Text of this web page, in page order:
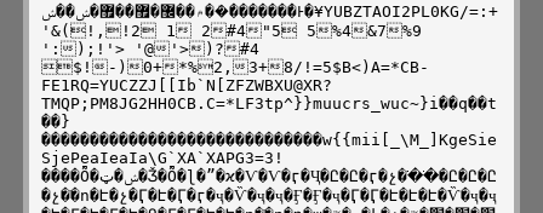
�����ܿ�ܿ�۾�ܺ�޼�޿�ܽ�޿�ݾ�ܽ�ݾ�ܽ�Ͱ�¥YUBZTAOI2PL0KG/=:+
'&(!,!2 1 2#4"5 5%4&7%9
':);!'> '@'>)?#4
$!-)0+*%2,3+8/!=5$B<)A=*CB-
FE1RQ=YUCZZJ[[Ib`N[ZFZWBXU@XR?
TMQP;PM8JG2HH0CB.C=*LF3tp^}}muucrs_wuc~}i��q��t
��}
�����������������������������w{{mii[_\M_]KgeSie
SjePeaIeaIa\G`XA`XAPG3=3!
����Ȭ�ݾ�ټ�Ǯ�Ȭ�ɭ�ˮ�ϰ�Ѵ�Ѵ�ӷ�Ҷ�Ը�Ը�ӷ�չ�ֺ�ֺ�ֺ�Ը�Ը�Ը
�չ�ֹ�ո�Է�չ�Ӷ�Է�Ӷ�ӷ�ҷ�Ѷ�ҷ�ҷ�Ӻ�Ӻ�ҷ�Ӷ�Ӷ�Է�Է�Է�Ѷ�ҷ�ҷ